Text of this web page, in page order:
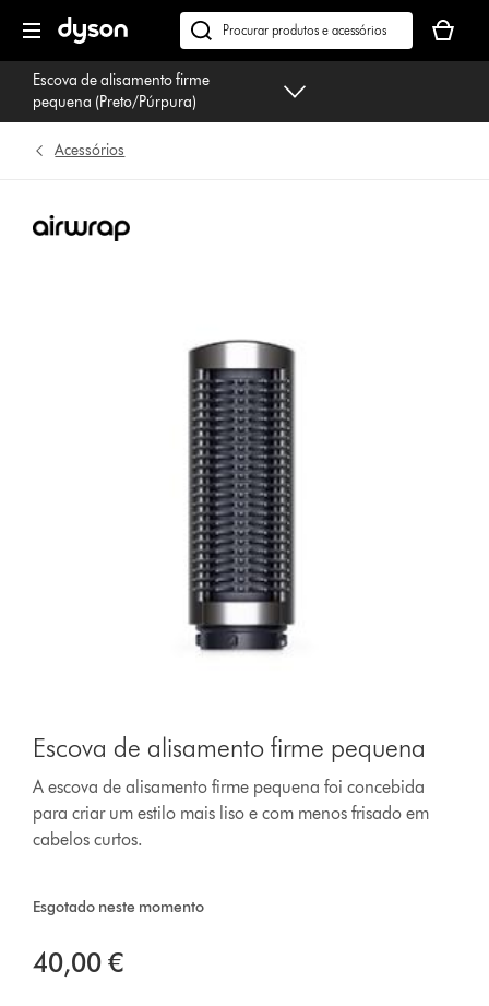
seguinte
Pesquisar
em
dyson.pt
seu
cesto
Escova de alisamento firme
pequena (Preto/Púrpura)
Acessórios
Escova de alisamento firme pequena
A escova de alisamento firme pequena foi concebida
para criar um estilo mais liso e com menos frisado em
cabelos curtos.
Esgotado neste momento
40,00 €